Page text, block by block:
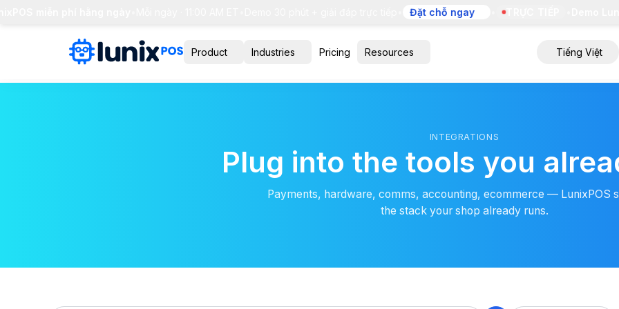
Đặt chỗ ngay TRỰC TIẾP
Product Industries Pricing Resources Tiếng Việt
INTEGRATIONS
Plug into the tools you
Payments, hardware, comms, accounting, ecommerce — LunixPOS
the stack your shop already runs.